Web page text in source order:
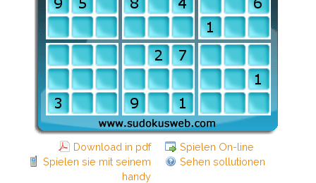
Download in pdf
Spielen On-line
Spielen sie mit seinem
handy
Sehen sollutionen